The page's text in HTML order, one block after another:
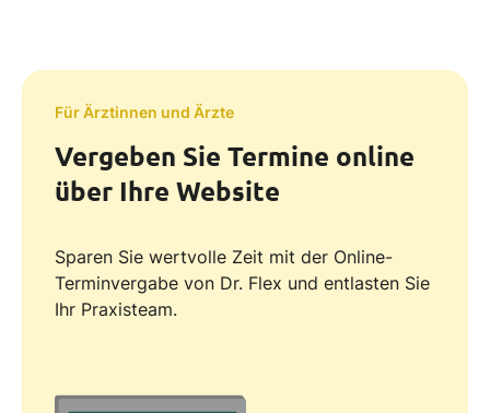
Für Ärztinnen und Ärzte
Vergeben Sie Termine online
über Ihre Website
Sparen Sie wertvolle Zeit mit der Online-
Terminvergabe von Dr. Flex und entlasten Sie
Ihr Praxisteam.